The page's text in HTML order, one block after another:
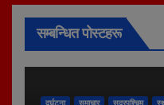
सम्बन्धित पोस्टहरू